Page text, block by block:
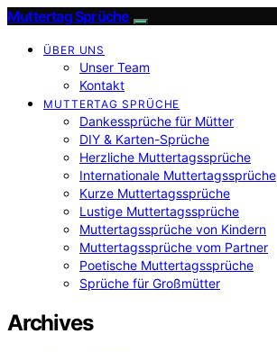
Muttertag Sprüche
ÜBER UNS
Unser Team
Kontakt
MUTTERTAG SPRÜCHE
Dankessprüche für Mütter
DIY & Karten-Sprüche
Herzliche Muttertagssprüche
Internationale Muttertagssprüche
Kurze Muttertagssprüche
Lustige Muttertagssprüche
Muttertagssprüche von Kindern
Muttertagssprüche vom Partner
Poetische Muttertagssprüche
Sprüche für Großmütter
Archives